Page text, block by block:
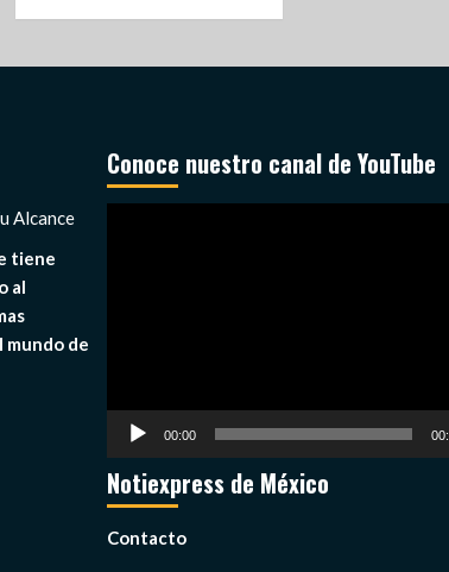
Alcance
tiene
al
de
Conoce nuestro canal de YouTube
00:00
Notiexpress de México
Contacto